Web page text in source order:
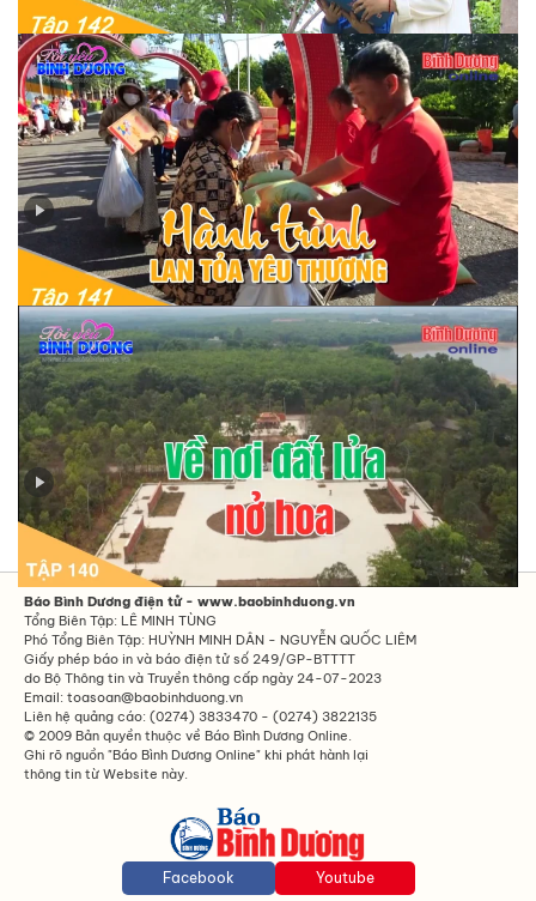
Tập 141 - Hành trình lan toả yêu thương
Tập 140 - Về nơi đất lửa nở hoa
Báo Bình Dương điện tử - www.baobinhduong.vn
Tổng Biên Tập: LÊ MINH TÙNG
Phó Tổng Biên Tập: HUỲNH MINH DÂN - NGUYỄN QUỐC LIÊM
Giấy phép báo in và báo điện tử số 249/GP-BTTTT
do Bộ Thông tin và Truyền thông cấp ngày 24-07-2023
Email: toasoan@baobinhduong.vn
Liên hệ quảng cáo: (0274) 3833470 - (0274) 3822135
© 2009 Bản quyền thuộc về Báo Bình Dương Online.
Ghi rõ nguồn "Báo Bình Dương Online" khi phát hành lại
thông tin từ Website này.
Facebook Youtube